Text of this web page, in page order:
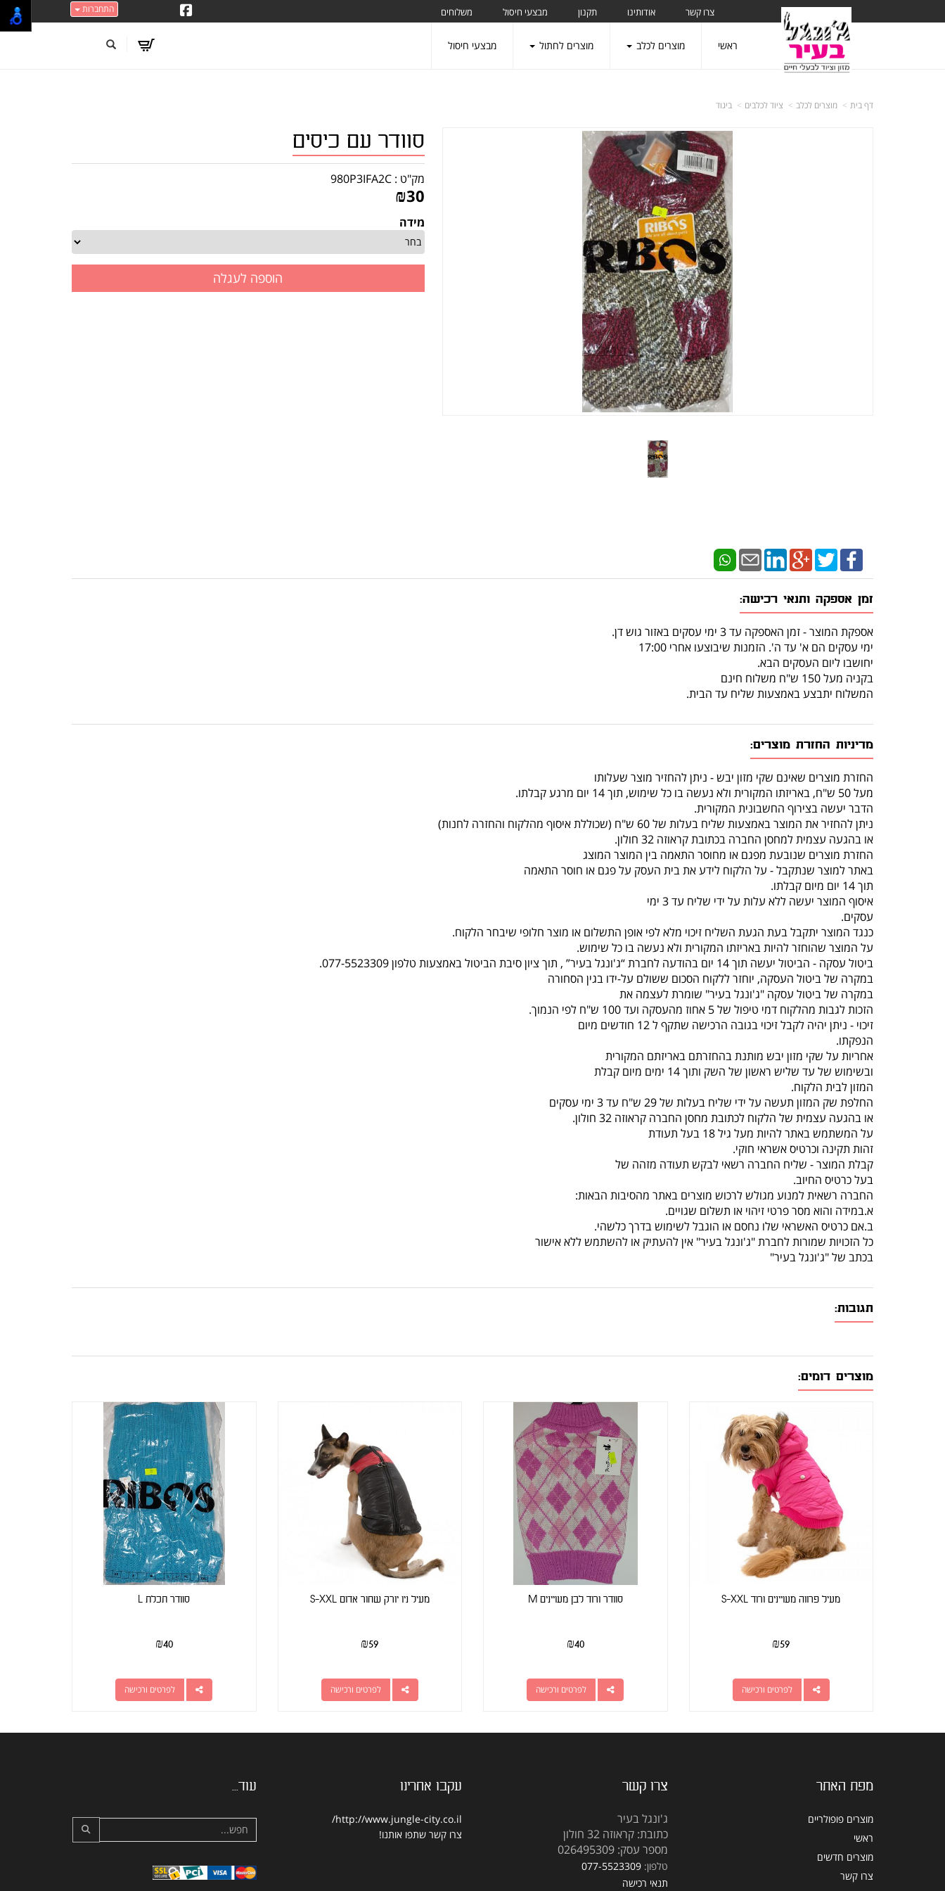
התחברות צרו קשר אודותינו תקנון מבצעי חיסול משלוחים
ראשי מוצרים לכלב מוצרים לחתול מבצעי חיסול
דף בית מוצרים לכלב ציוד לכלבים ביגוד
סוודר עם כיסים
מק"ט :980P3IFA2C
₪30
מידה
זמן אספקה ותנאי רכישה:
אספקת המוצר - זמן האספקה עד 3 ימי עסקים באזור גוש דן.
ימי עסקים הם א' עד ה'. הזמנות שיבוצעו אחרי 17:00
יחושבו ליום העסקים הבא.
בקניה מעל 150 ש"ח משלוח חינם
המשלוח יתבצע באמצעות שליח עד הבית.
מדיניות החזרת מוצרים:
החזרת מוצרים שאינם שקי מזון יבש - ניתן להחזיר מוצר שעלותו
מעל 50 ש"ח, באריזתו המקורית ולא נעשה בו כל שימוש, תוך 14 יום מרגע קבלתו.
הדבר יעשה בצירוף החשבונית המקורית.
ניתן להחזיר את המוצר באמצעות שליח בעלות של 60 ש"ח (שכוללת איסוף מהלקוח והחזרה לחנות)
או בהגעה עצמית למחסן החברה בכתובת קראוזה 32 חולון.
החזרת מוצרים שנובעת מפגם או מחוסר התאמה בין המוצר המוצג
באתר למוצר שנתקבל - על הלקוח לידע את בית העסק על פגם או חוסר התאמה
תוך 14 יום מיום קבלתו.
איסוף המוצר יעשה ללא עלות על ידי שליח עד 3 ימי
עסקים.
כנגד המוצר יתקבל בעת הגעת השליח זיכוי מלא לפי אופן התשלום או מוצר חלופי שיבחר הלקוח.
על המוצר שהוחזר להיות באריזתו המקורית ולא נעשה בו כל שימוש.
ביטול עסקה - הביטול יעשה תוך 14 יום בהודעה לחברת “ג'ונגל בעיר” , תוך ציון סיבת הביטול באמצעות טלפון 077-5523309.
במקרה של ביטול העסקה, יוחזר ללקוח הסכום ששולם על-ידו בגין הסחורה
במקרה של ביטול עסקה "ג'ונגל בעיר" שומרת לעצמה את
הזכות לגבות מהלקוח דמי טיפול של 5 אחוז מהעסקה ועד 100 ש"ח לפי הנמוך.
זיכוי - ניתן יהיה לקבל זיכוי בגובה הרכישה שתקף ל 12 חודשים מיום
הנפקתו.
אחריות על שקי מזון יבש מותנת בהחזרתם באריזתם המקורית
ובשימוש של עד שליש ראשון של השק ותוך 14 ימים מיום קבלת
המזון לבית הלקוח.
החלפת שק המזון תעשה על ידי שליח בעלות של 29 ש"ח עד 3 ימי עסקים
או בהגעה עצמית של הלקוח לכתובת מחסן החברה קראוזה 32 חולון.
על המשתמש באתר להיות מעל גיל 18 בעל תעודת
זהות תקינה וכרטיס אשראי חוקי.
קבלת המוצר - שליח החברה רשאי לבקש תעודה מזהה של
בעל כרטיס החיוב.
החברה רשאית למנוע מגולש לרכוש מוצרים באתר מהסיבות הבאות:
א.במידה והוא מסר פרטי זיהוי או תשלום שגויים.
ב.אם כרטיס האשראי שלו נחסם או הוגבל לשימוש בדרך כלשהי.
כל הזכויות שמורות לחברת "ג'ונגל בעיר" אין להעתיק או להשתמש ללא אישור
בכתב של "ג'ונגל בעיר"
תגובות:
מוצרים דומים:
מעיל פרווה מעויינים ורוד S-XXL
₪59
לפרטים ורכישה
סוודר ורוד לבן מעויינים M
₪40
לפרטים ורכישה
מעיל ניו יורק שחור אדום S-XXL
₪59
לפרטים ורכישה
סוודר תכלת L
₪40
לפרטים ורכישה
מפת האתר
מוצרים פופולריים
ראשי
מוצרים חדשים
צרו קשר
צרו קשר
ג'ונגל בעיר
כתובת: קראוזה 32 חולון
מספר עסק: 026495309
טלפון: 077-5523309
תנאי רכישה
עקבו אחרינו
http://www.jungle-city.co.il/
צרו קשר שתפו אותנו!
עוד...